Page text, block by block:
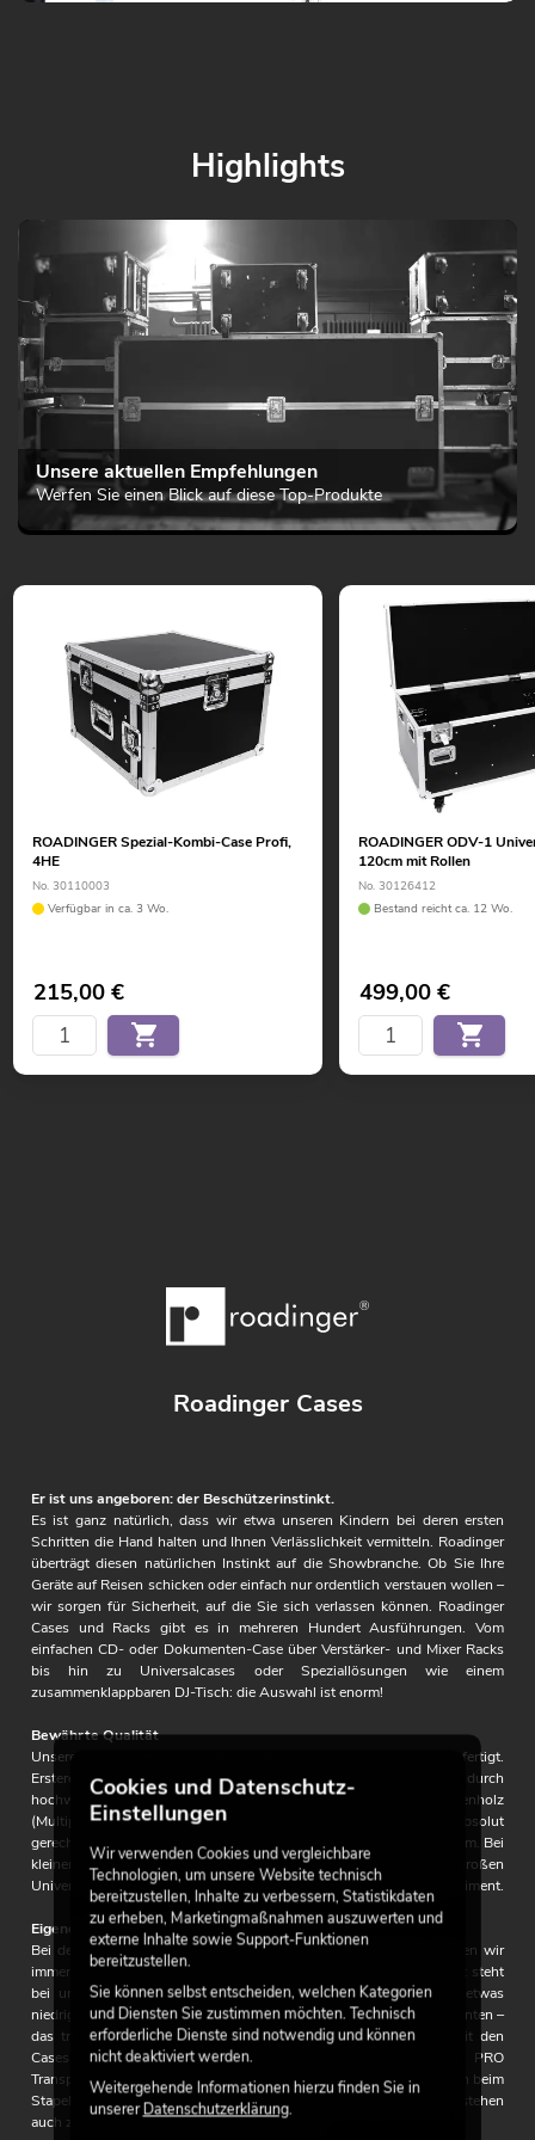
Highlights
Unsere aktuellen Empfehlungen
Werfen Sie einen Blick auf diese Top-Produkte
ROADINGER Spezial-Kombi-Case Profi,
4HE
No. 30110003
Verfügbar in ca. 3 Wo.
215,00€
ROADINGER ODV-1
120cm mit Rollen
No. 30126412
Bestand reicht ca. 12 Wo.
499,00€
Roadinger Cases
Er ist uns angeboren: der Beschützerinstinkt.
Es ist ganz natürlich, dass wir etwa unseren Kindern bei deren ersten
Schritten die Hand halten und Ihnen Verlässlichkeit vermitteln. Roadinger
überträgt diesen natürlichen Instinkt auf die Showbranche. Ob Sie Ihre
Geräte auf Reisen schicken oder einfach nur ordentlich verstauen wollen –
wir sorgen für Sicherheit, auf die Sie sich verlassen können. Roadinger
Cases und Racks gibt es in mehreren Hundert Ausführungen. Vom
einfachen CD- oder Dokumenten-Case über Verstärker- und Mixer Racks
bis hin zu Universalcases oder Speziallösungen wie einem
zusammenklappbaren DJ-Tisch: die Auswahl ist enorm!
Bewährte Qualität
Unsere Cases werden sowohl in Europa als auch in Asien gefertigt.
Erstere Versionen heißen Roadinger PRO und zeichnen sich durch
hochwertigere Hardwarekomponenten und hochwertigeres Birkenholz
(Multiplex) aus. Professionellen Ansprüchen werden beide absolut
gerecht. Die Wandstärken variieren in der Regel zwischen 7 und 9 mm. Bei
kleineren Plattencases etwa sind auch 3-mm-Versionen, bei großen
Universal-, LCD- oder Roadie-Cases auch 10-mm-Versionen im Sortiment.
Eigene Sicherheitsphilosophie
Bei der Konstruktion und bei den Angaben von Traglasten denken wir
immer an die Menschen, die mit dem Material umgehen. Ihr Schutz steht
bei uns im Vordergrund. Daher sind unsere Traglasten häufig etwas
niedriger angesiedelt als unsere Cases es mechanisch aushalten könnten –
das trägt zur Arbeitssicherheit und zum Schutz derer bei, die mit den
Cases arbeiten. Unsere in der EU hergestellten Roadinger PRO
Transportcases sind zudem stapelbar – trotz Rollen. Diese versinken beim
Stapeln in dafür vorgesehene Mulden am jeweils unteren Case. So stehen
auch zwei oder drei Cases sicher aufeinander.
Cookies und Datenschutz-
Einstellungen
Wir verwenden Cookies und vergleichbare
Technologien, um unsere Website technisch
bereitzustellen, Inhalte zu verbessern, Statistikdaten
zu erheben, Marketingmaßnahmen auszuwerten und
externe Inhalte sowie Support-Funktionen
bereitzustellen.
Sie können selbst entscheiden, welchen Kategorien
und Diensten Sie zustimmen möchten. Technisch
erforderliche Dienste sind notwendig und können
nicht deaktiviert werden.
Weitergehende Informationen hierzu finden Sie in
unsererDatenschutzerklärung.